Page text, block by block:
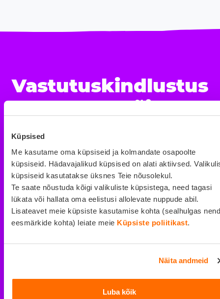
Küpsised
Me kasutame oma küpsiseid ja kolmandate osapoolte
küpsiseid. Hädavajalikud küpsised on alati aktiivsed.
küpsiseid kasutatakse üksnes Teie nõusolekul.
Te saate nõustuda kõigi valikuliste küpsistega, need tagasi
lükata või hallata oma eelistusi allolevate nuppude abil.
Lisateavet meie küpsiste kasutamise kohta (sealhulgas
eesmärkide kohta) leiate meie Küpsiste poliitikast.
Näita andmeid
Luba kõik
Vastutuskindlustus
katab kõik
vajalikud riskid
Teistele
inimestele